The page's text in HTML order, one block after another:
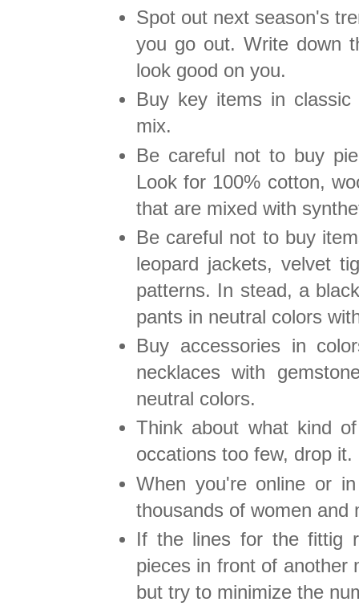
Spot out next season's
you go out. Write down
look good on you.
Buy key items in
mix.
Be careful not to buy
Look for 100% cotton,
that are mixed with
Be careful not to buy
leopard jackets, velvet
patterns. In stead, a
pants in neutral colors
Buy accessories in
necklaces with
neutral colors.
Think about what kind
occations too few, drop it.
When you're online or
thousands of women and
If the lines for the fittig
pieces in front of another
but try to minimize the